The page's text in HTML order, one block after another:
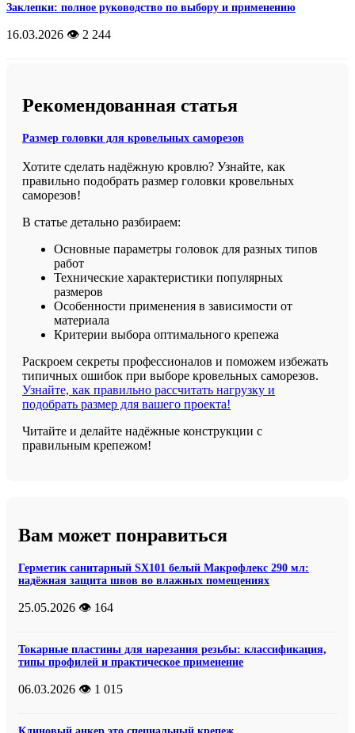
Заклепки: полное руководство по выбору и применению
16.03.2026 👁️ 2 244
Рекомендованная статья
Размер головки для кровельных саморезов
Хотите сделать надёжную кровлю? Узнайте, как
правильно подобрать размер головки кровельных
саморезов!
В статье детально разбираем:
Основные параметры головок для разных типов
работ
Технические характеристики популярных
размеров
Особенности применения в зависимости от
материала
Критерии выбора оптимального крепежа
Раскроем секреты профессионалов и поможем избежать
типичных ошибок при выборе кровельных саморезов.
Узнайте, как правильно рассчитать нагрузку и
подобрать размер для вашего проекта!
Читайте и делайте надёжные конструкции с
правильным крепежом!
Вам может понравиться
Герметик санитарный SX101 белый Макрофлекс 290 мл:
надёжная защита швов во влажных помещениях
25.05.2026 👁️ 164
Токарные пластины для нарезания резьбы: классификация,
типы профилей и практическое применение
06.03.2026 👁️ 1 015